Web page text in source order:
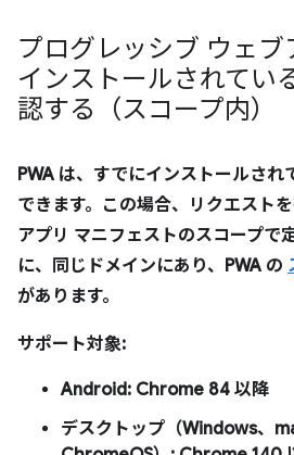
プログレッシブ ウェ
インストールされてい
認する（スコープ内）
PWA は、すでにインストールされ
できます。この場合、リクエスト
アプリ マニフェストのスコープで
に、同じドメインにあり、PWA の
があります。
サポート対象:
Android: Chrome 84 以降
デスクトップ（Windows、